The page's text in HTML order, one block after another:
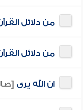
من دلائل
من دلائل
ان الله يرى